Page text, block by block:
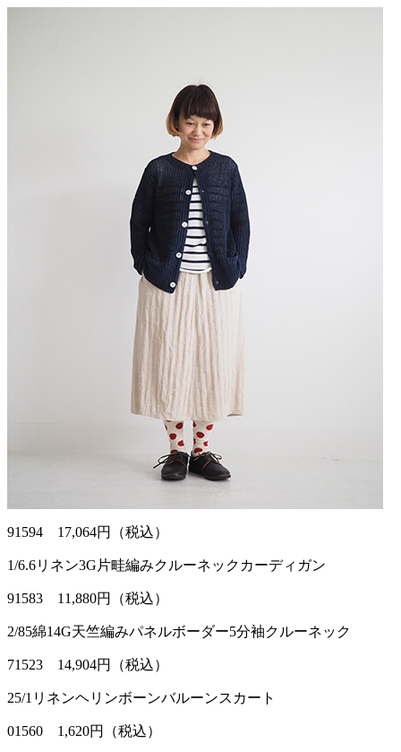
91594 17,064円（税込）
1/6.6リネン3G片畦編みクルーネックカーディガン
91583 11,880円（税込）
2/85綿14G天竺編みパネルボーダー5分袖クルーネック
71523 14,904円（税込）
25/1リネンヘリンボーンバルーンスカート
01560 1,620円（税込）